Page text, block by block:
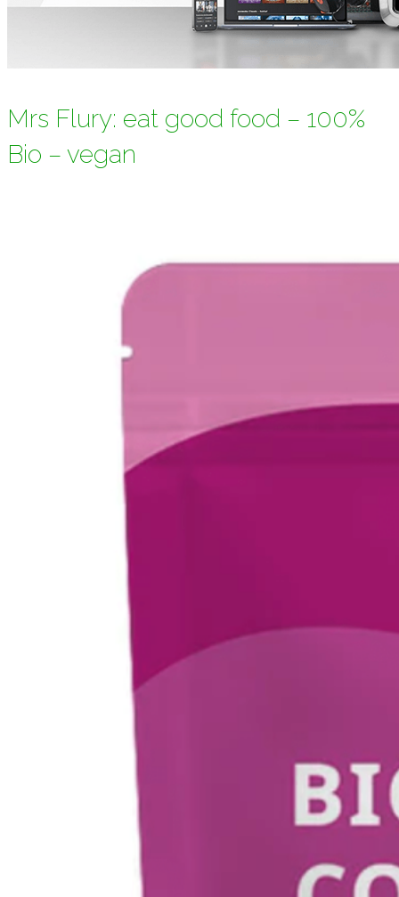
Mrs Flury: eat good food – 100%
Bio – vegan